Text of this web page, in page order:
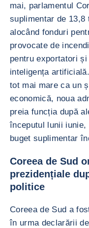
mai, parlamentul
suplimentar de 13,8
alocând fonduri
provocate de
pentru exportatori
inteligența
tot mai mare ca un
economică, noua
preia funcția după
începutul lunii iunie,
buget suplimentar
Coreea de Sud
prezidențiale
politice
Coreea de Sud a
în urma declarării